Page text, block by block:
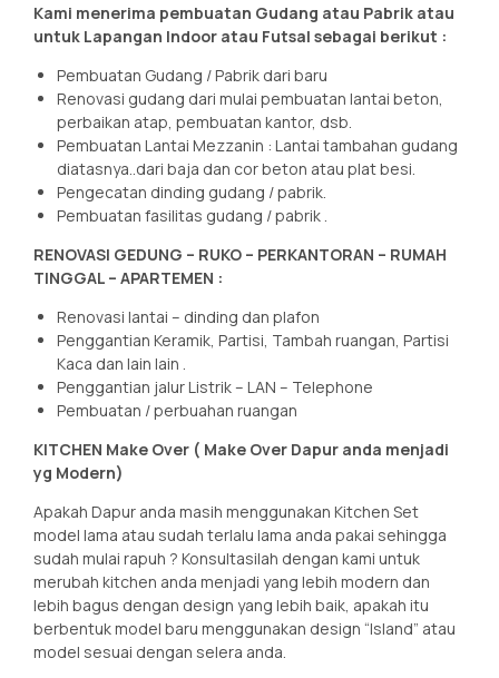
Kami menerima pembuatan Gudang atau Pabrik atau
untuk Lapangan Indoor atau Futsal sebagai berikut :
Pembuatan Gudang / Pabrik dari baru
Renovasi gudang dari mulai pembuatan lantai beton,
perbaikan atap, pembuatan kantor, dsb.
Pembuatan Lantai Mezzanin : Lantai tambahan gudang
diatasnya..dari baja dan cor beton atau plat besi.
Pengecatan dinding gudang / pabrik.
Pembuatan fasilitas gudang / pabrik .
RENOVASI GEDUNG – RUKO – PERKANTORAN – RUMAH
TINGGAL – APARTEMEN :
Renovasi lantai – dinding dan plafon
Penggantian Keramik, Partisi, Tambah ruangan, Partisi
Kaca dan lain lain .
Penggantian jalur Listrik – LAN – Telephone
Pembuatan / perbuahan ruangan
KITCHEN Make Over ( Make Over Dapur anda menjadi
yg Modern)
Apakah Dapur anda masih menggunakan Kitchen Set
model lama atau sudah terlalu lama anda pakai sehingga
sudah mulai rapuh ? Konsultasilah dengan kami untuk
merubah kitchen anda menjadi yang lebih modern dan
lebih bagus dengan design yang lebih baik, apakah itu
berbentuk model baru menggunakan design “Island” atau
model sesuai dengan selera anda.